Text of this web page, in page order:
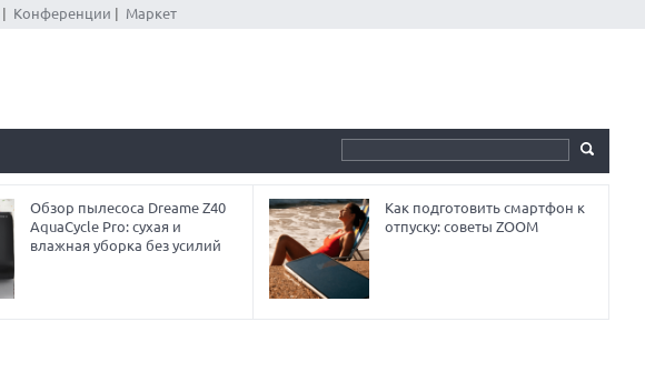
Конференции Маркет
Обзор пылесоса Dreame Z40
AquaCycle Pro: сухая и
влажная уборка без усилий
Как подготовить смартфон к
отпуску: советы ZOOM